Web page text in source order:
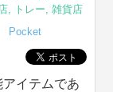
, トレー, 雑貨店
Pocket
イテムであ